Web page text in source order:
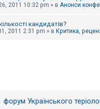
2011 10:32 pm » в Анонси
кандидатів?
2011 2:31 pm » в Критика,
форум Українського